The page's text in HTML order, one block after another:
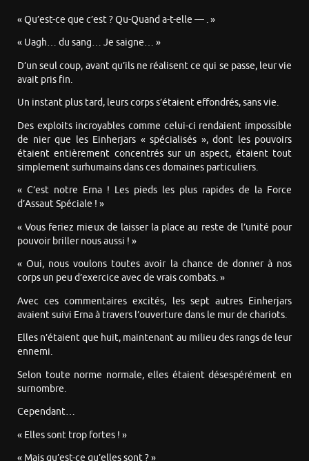
« Qu’est-ce que c’est ? Qu-Quand a-t-elle — . »
« Uagh… du sang… Je saigne… »
D’un seul coup, avant qu’ils ne réalisent ce qui se passe, leur vie
avait pris fin.
Un instant plus tard, leurs corps s’étaient effondrés, sans vie.
Des exploits incroyables comme celui-ci rendaient impossible
de nier que les Einherjars « spécialisés », dont les pouvoirs
étaient entièrement concentrés sur un aspect, étaient tout
simplement surhumains dans ces domaines particuliers.
« C’est notre Erna ! Les pieds les plus rapides de la Force
d’Assaut Spéciale ! »
« Vous feriez mieux de laisser la place au reste de l’unité pour
pouvoir briller nous aussi ! »
« Oui, nous voulons toutes avoir la chance de donner à nos
corps un peu d’exercice avec de vrais combats. »
Avec ces commentaires excités, les sept autres Einherjars
avaient suivi Erna à travers l’ouverture dans le mur de chariots.
Elles n’étaient que huit, maintenant au milieu des rangs de leur
ennemi.
Selon toute norme normale, elles étaient désespérément en
surnombre.
Cependant…
« Elles sont trop fortes ! »
« Mais qu’est-ce qu’elles sont ? »